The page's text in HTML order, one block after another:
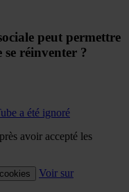
peut permettre
se réinventer ?
a été ignoré
avoir accepté les
Voir sur